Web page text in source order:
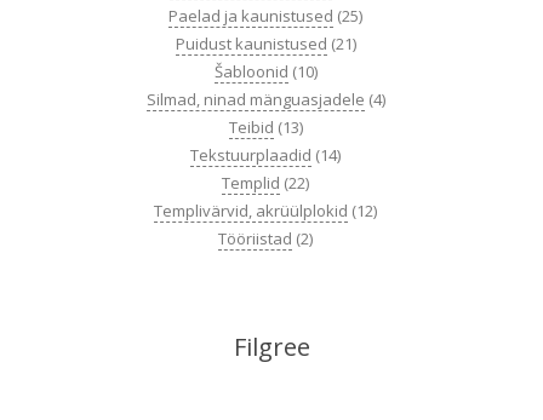
Paelad ja kaunistused (25)
Puidust kaunistused (21)
Šabloonid (10)
Silmad, ninad mänguasjadele (4)
Teibid (13)
Tekstuurplaadid (14)
Templid (22)
Templivärvid, akrüülplokid (12)
Tööriistad (2)
Filgree